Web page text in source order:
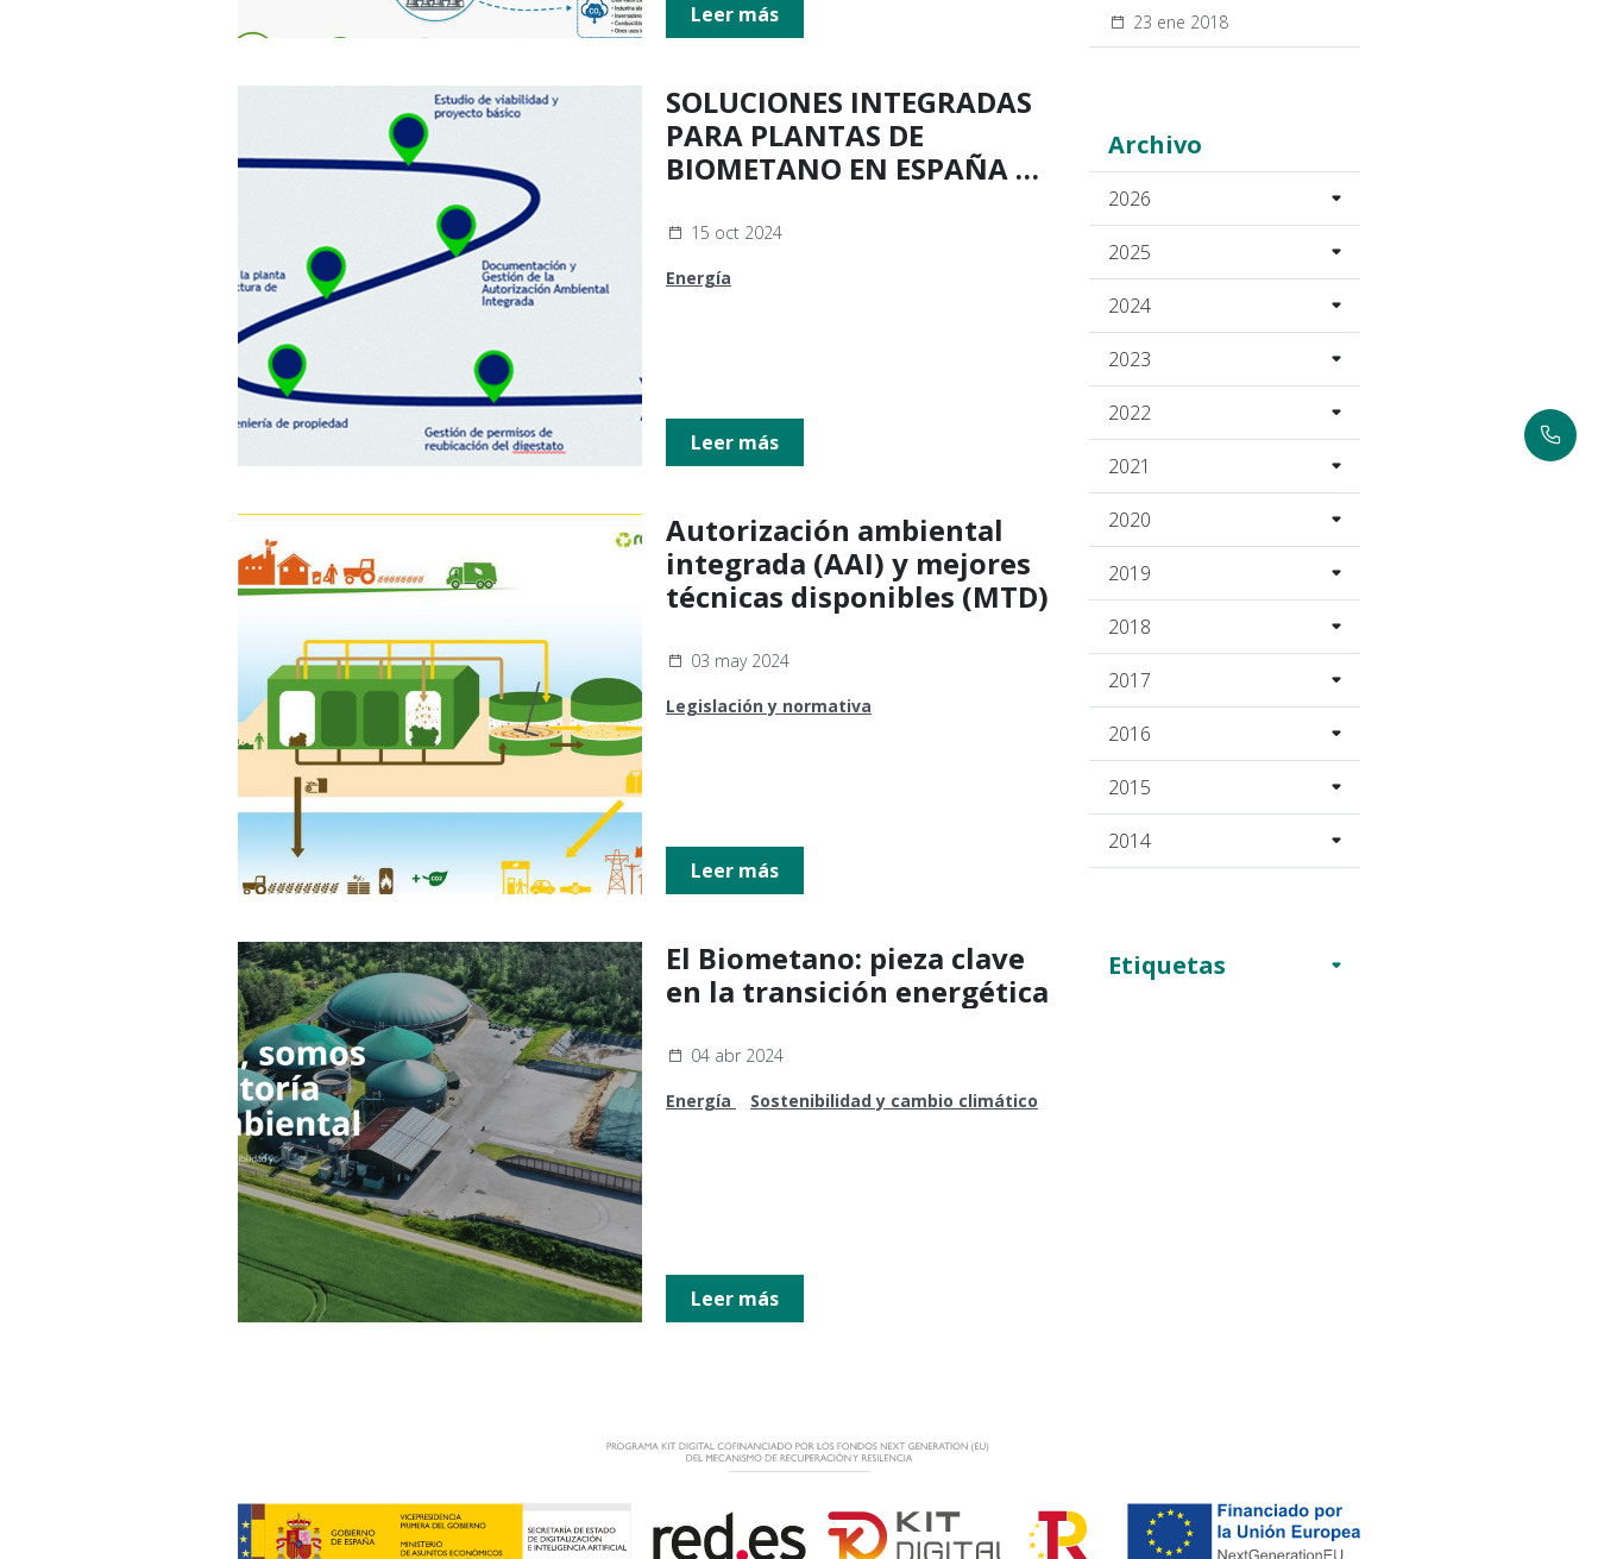
23 ene 2018
Archivo
2026
2025
2024
2023
2022
2021
2020
2019
2018
2017
2016
2015
2014
Etiquetas
Leer más
SOLUCIONES INTEGRADAS
PARA PLANTAS DE
BIOMETANO EN ESPAÑA Y
15 oct 2024
Energía
Leer más
Autorización ambiental
integrada (AAI) y mejores
técnicas disponibles (MTD)
03 may 2024
Legislación y normativa
Leer más
El Biometano: pieza clave
en la transición energética
04 abr 2024
Energía
Sostenibilidad y cambio climático
Leer más